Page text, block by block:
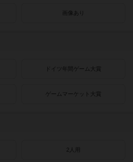
画像あり
ドイツ年間ゲーム大賞
ゲームマーケット大賞
2人用